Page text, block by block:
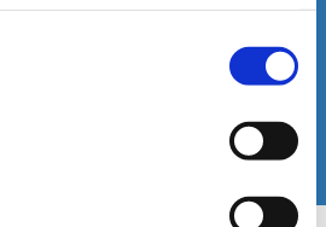
onder om verder te gaan.